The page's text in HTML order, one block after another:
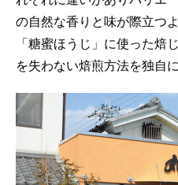
の自然な香りと味が際立つ
「糖蜜ほうじ」に使った焙
を失わない焙煎方法を独自